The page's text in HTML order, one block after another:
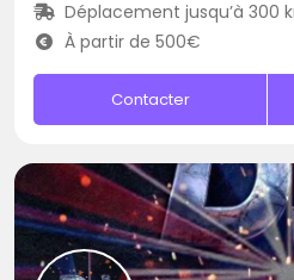
Déplacement jusqu’à 300
À partir de 500€
Contacter